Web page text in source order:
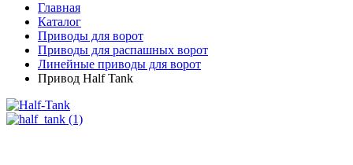
Главная
Каталог
Приводы для ворот
Приводы для распашных ворот
Линейные приводы для ворот
Привод Half Tank